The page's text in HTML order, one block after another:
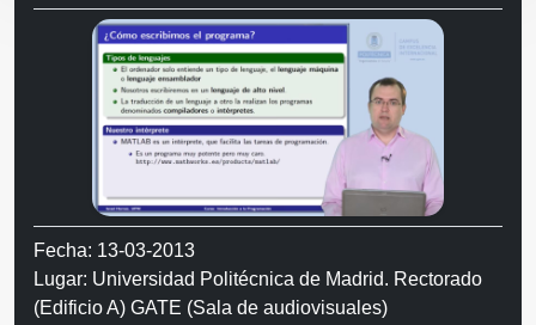
Fecha: 13-03-2013
Lugar: Universidad Politécnica de Madrid. Rectorado
(Edificio A) GATE (Sala de audiovisuales)